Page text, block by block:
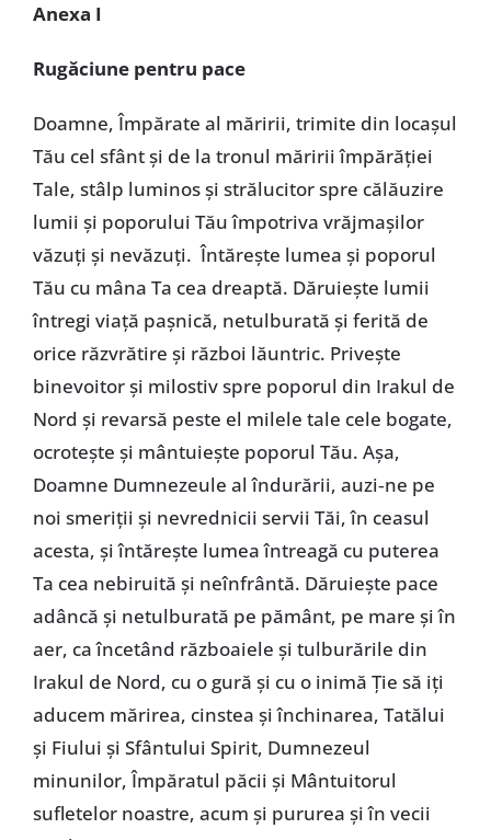
Anexa I
Rugăciune pentru pace
Doamne, Împărate al măririi, trimite din locaşul
Tău cel sfânt şi de la tronul măririi împărăţiei
Tale, stâlp luminos şi strălucitor spre călăuzire
lumii şi poporului Tău împotriva vrăjmaşilor
văzuţi şi nevăzuţi. Întăreşte lumea şi poporul
Tău cu mâna Ta cea dreaptă. Dăruieşte lumii
întregi viaţă paşnică, netulburată şi ferită de
orice răzvrătire şi război lăuntric. Priveşte
binevoitor şi milostiv spre poporul din Irakul de
Nord şi revarsă peste el milele tale cele bogate,
ocroteşte şi mântuieşte poporul Tău. Aşa,
Doamne Dumnezeule al îndurării, auzi‑ne pe
noi smeriţii şi nevrednicii servii Tăi, în ceasul
acesta, şi întăreşte lumea întreagă cu puterea
Ta cea nebiruită şi neînfrântă. Dăruieşte pace
adâncă şi netulburată pe pământ, pe mare şi în
aer, ca încetând războaiele şi tulburările din
Irakul de Nord, cu o gură şi cu o inimă Ţie să iţi
aducem mărirea, cinstea şi închinarea, Tatălui
şi Fiului şi Sfântului Spirit, Dumnezeul
minunilor, Împăratul păcii şi Mântuitorul
sufletelor noastre, acum şi pururea şi în vecii